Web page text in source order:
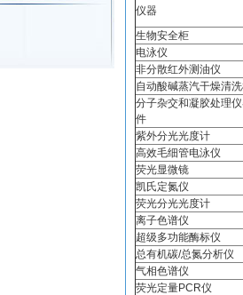
仪器
生物安全柜
电泳仪
非分散红外测油仪
自动酸碱蒸汽干燥清
分子杂交和凝胶处理
件
紫外分光光度计
高效毛细管电泳仪
荧光显微镜
凯氏定氮仪
荧光分光光度计
离子色谱仪
超级多功能酶标仪
总有机碳/总氮分析仪
气相色谱仪
荧光定量PCR仪